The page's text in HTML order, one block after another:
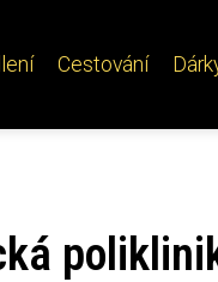
Cestování